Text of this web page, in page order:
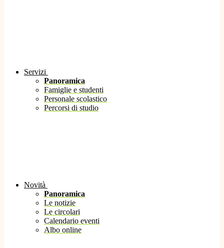
Servizi
Panoramica
Famiglie e studenti
Personale scolastico
Percorsi di studio
Novità
Panoramica
Le notizie
Le circolari
Calendario eventi
Albo online